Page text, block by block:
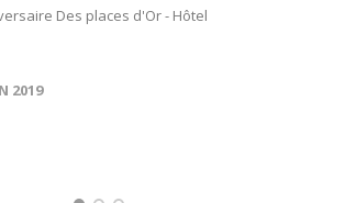
Des places d'Or - Hôtel
2019